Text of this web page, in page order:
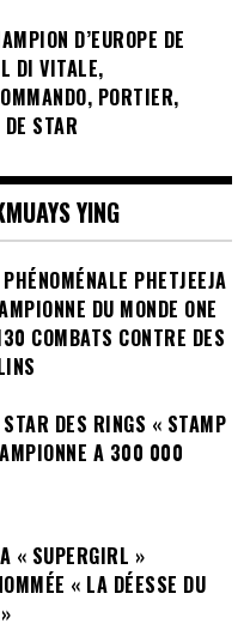
D’EUROPE DE
DI VITALE,
PORTIER,
STAR
YING
PHETJEEJA
DU MONDE ONE
COMBATS CONTRE DES
DES RINGS « STAMP
A 300 000
« SUPERGIRL »
« LA DÉESSE DU